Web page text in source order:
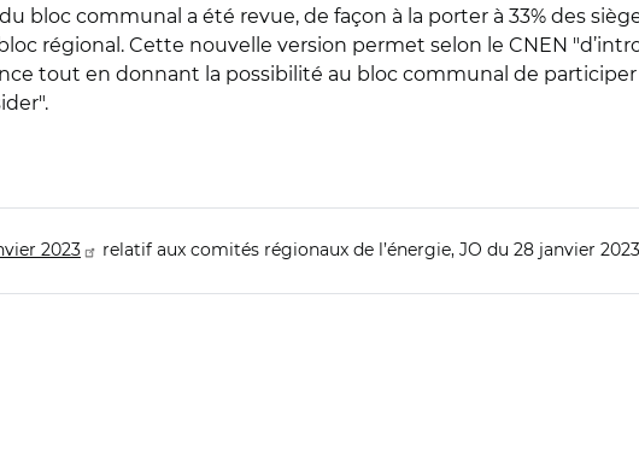
bloc communal a été revue, de façon à la porter à 33% des
régional. Cette nouvelle version permet selon le CNEN
tout en donnant la possibilité au bloc communal de
2023 relatif aux comités régionaux de l’énergie, JO du 28 janvier